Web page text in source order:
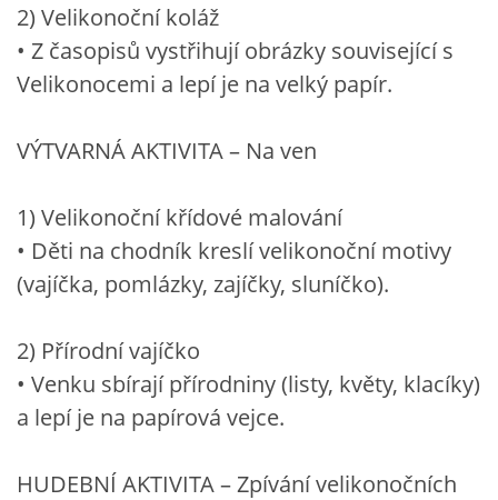
2) Velikonoční koláž
• Z časopisů vystřihují obrázky související s
Velikonocemi a lepí je na velký papír.
VÝTVARNÁ AKTIVITA – Na ven
1) Velikonoční křídové malování
• Děti na chodník kreslí velikonoční motivy
(vajíčka, pomlázky, zajíčky, sluníčko).
2) Přírodní vajíčko
• Venku sbírají přírodniny (listy, květy, klacíky)
a lepí je na papírová vejce.
HUDEBNÍ AKTIVITA – Zpívání velikonočních